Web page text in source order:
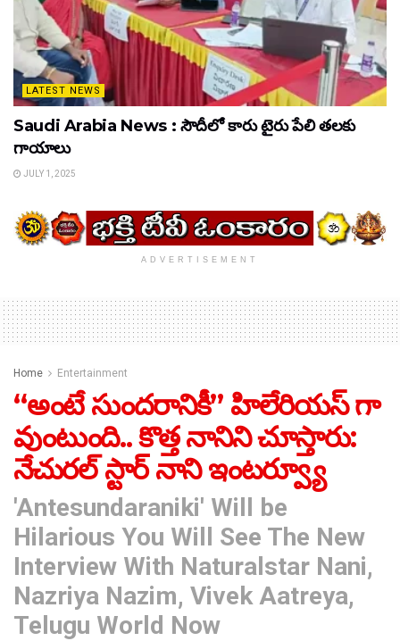
LATEST NEWS
Saudi Arabia News : సౌదీలో కారు టైరు పేలి తలకు
గాయాలు
JULY 1, 2025
ADVERTISEMENT
Home Entertainment
“అంటే సుందరానికీ” హిలేరియస్ గా
వుంటుంది.. కొత్త నానిని చూస్తారు:
నేచురల్ స్టార్ నాని ఇంటర్వ్యూ
'Antesundaraniki' Will be
Hilarious You Will See The New
Interview With Naturalstar Nani,
Nazriya Nazim, Vivek Aatreya,
Telugu World Now